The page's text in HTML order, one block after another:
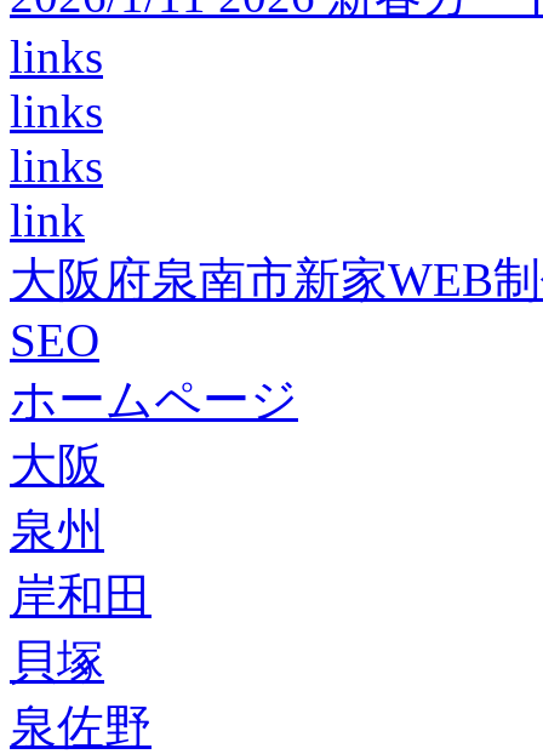
links
links
links
link
大阪府泉南市新家WEB
SEO
ホームページ
大阪
泉州
岸和田
貝塚
泉佐野